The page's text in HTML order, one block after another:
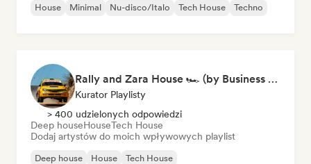
House
Minimal Nu-disco/Italo Tech House Techno
Rally and Zara House 🏎️ (by Business House Playlists)
Kurator Playlisty
> 400 udzielonych odpowiedzi
Deep houseHouseTech House
Dodaj artystów do moich wpływowych playlist
Deep house House Tech House